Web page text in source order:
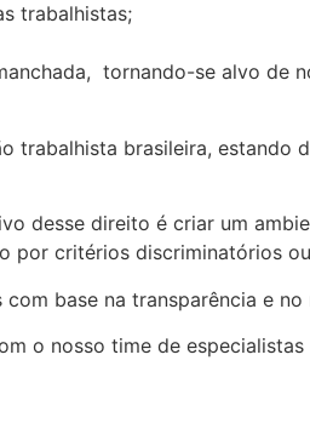
trabalhistas;
tornando-se alvo de
trabalhista brasileira, estando
desse direito é criar um
por critérios discriminatórios
base na transparência e no
o nosso time de especialistas